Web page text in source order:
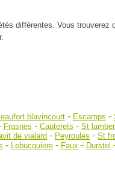
différentes. Vous trouverez
blavincourt- Escamps -
Frasnes - Cauterets - St
de vialard - Peyroules - St
- Lebucquiere - Faux - Durstel